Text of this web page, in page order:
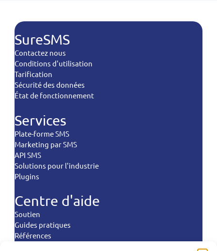
SureSMS
Contactez nous
Conditions d'utilisation
Tarification
Sécurité des données
État de fonctionnement
Services
Plate-forme SMS
Marketing par SMS
API SMS
Solutions pour l'industrie
Plugins
Centre d'aide
Soutien
Guides pratiques
Références